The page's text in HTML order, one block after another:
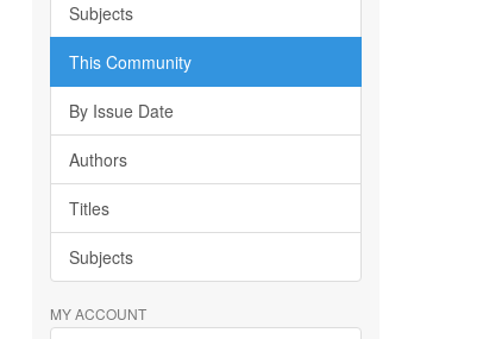
Subjects
This Community
By Issue Date
Authors
Titles
Subjects
MY ACCOUNT